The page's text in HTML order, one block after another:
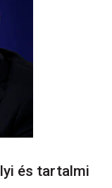
és tartalmi